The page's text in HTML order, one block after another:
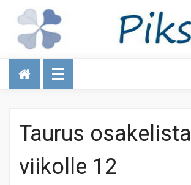
Talous
Taurus osakelista
viikolle 12